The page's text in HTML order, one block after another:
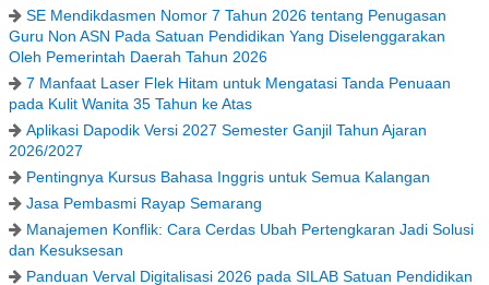
SE Mendikdasmen Nomor 7 Tahun 2026 tentang Penugasan
Guru Non ASN Pada Satuan Pendidikan Yang Diselenggarakan
Oleh Pemerintah Daerah Tahun 2026
7 Manfaat Laser Flek Hitam untuk Mengatasi Tanda Penuaan
pada Kulit Wanita 35 Tahun ke Atas
Aplikasi Dapodik Versi 2027 Semester Ganjil Tahun Ajaran
2026/2027
Pentingnya Kursus Bahasa Inggris untuk Semua Kalangan
Jasa Pembasmi Rayap Semarang
Manajemen Konflik: Cara Cerdas Ubah Pertengkaran Jadi Solusi
dan Kesuksesan
Panduan Verval Digitalisasi 2026 pada SILAB Satuan Pendidikan